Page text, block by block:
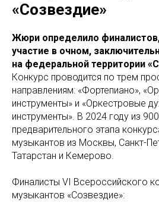
«Созвездие»
Жюри определило
участие в очном,
на федеральной территории
Конкурс проводится по трем
направлениям: «Фортепиано»,
инструменты» и «Оркестровые
инструменты». В 2024 году из
предварительного этапа
музыкантов из Москвы, Санкт-
Татарстан и Кемерово.
Финалисты VI Всероссийского
музыкантов «Созвездие»: